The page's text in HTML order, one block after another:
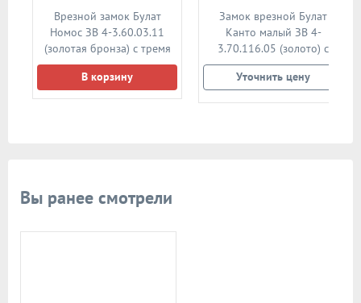
Врезной замок Булат
Номос ЗВ 4-3.60.03.11
(золотая бронза) с тремя
ригелями
В корзину
Замок врезной Булат
Канто малый ЗВ 4-
3.70.116.05 (золото) с
тремя ригелями
Уточнить цену
Вы ранее смотрели